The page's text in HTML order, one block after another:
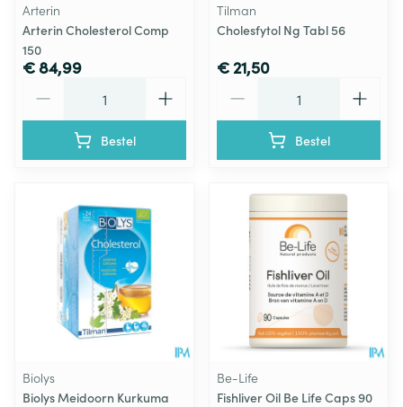
Arterin
Arterin Cholesterol Comp
150
€ 84,99
Bestel
Tilman
Cholesfytol Ng Tabl 56
€ 21,50
Bestel
Biolys
Biolys Meidoorn Kurkuma
Be-Life
Fishliver Oil Be Life Caps 90